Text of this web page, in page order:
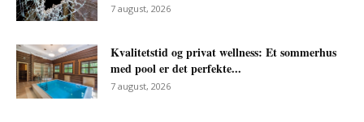
7 august, 2026
Kvalitetstid og privat wellness: Et sommerhus
med pool er det perfekte...
7 august, 2026